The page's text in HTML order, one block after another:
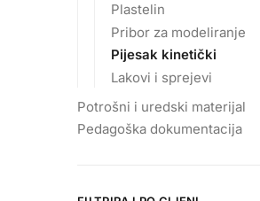
Plastelin
Pribor za modeliranje
Pijesak kinetički
Lakovi i sprejevi
Potrošni i uredski materijal
Pedagoška dokumentacija